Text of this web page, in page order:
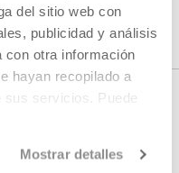
del sitio web con
publicidad y análisis
con otra información
hayan recopilado a
sus servicios. Puede
Mostrar detalles